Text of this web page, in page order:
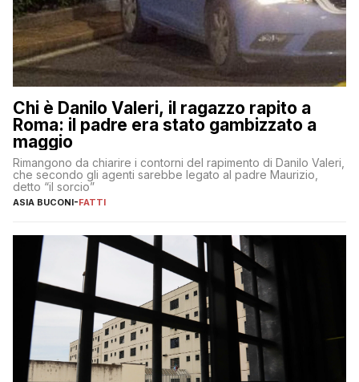
Chi è Danilo Valeri, il ragazzo rapito a
Roma: il padre era stato gambizzato a
maggio
Rimangono da chiarire i contorni del rapimento di Danilo Valeri,
che secondo gli agenti sarebbe legato al padre Maurizio,
detto “il sorcio”
ASIA BUCONI-FATTI